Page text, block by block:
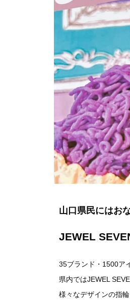
山口県民にはお
JEWEL
35ブランド・1500ア
県内ではJEWEL
様々なデザインの指